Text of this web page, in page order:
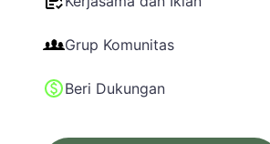
Grup Komunitas
Beri Dukungan